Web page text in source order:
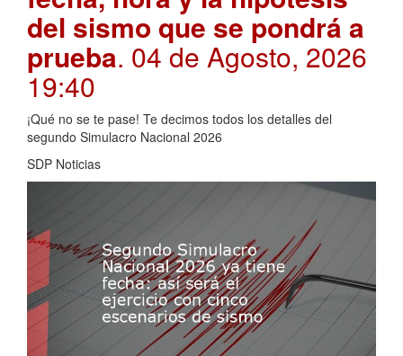
del sismo que se pondrá a
prueba. 04 de Agosto, 2026
19:40
¡Qué no se te pase! Te decimos todos los detalles del
segundo Simulacro Nacional 2026
SDP Noticias